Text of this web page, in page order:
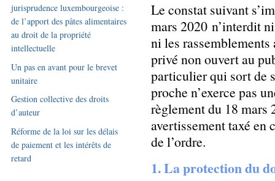
Le constat suivant
mars 2020 n’interdit
ni les
privé non ouvert au
particulier qui sort de
proche n’exerce pas
règlement du 18 mars
avertissement taxé en
de l’ordre.
1. La protection du
jurisprudence luxembourgeoise :
de l’apport des pâtes alimentaires
au droit de la propriété
intellectuelle
Un pas en avant pour le brevet
unitaire
Gestion collective des droits
d’auteur
Réforme de la loi sur les délais
de paiement et les intérêts de
retard